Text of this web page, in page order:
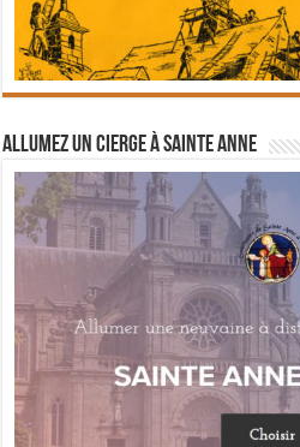
Allumez un cierge à Sainte Anne